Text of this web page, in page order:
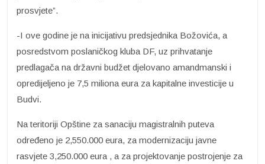
prosvjete”.
-I ove godine je na inicijativu predsjednika Božovića, a
posredstvom poslaničkog kluba DF, uz prihvatanje
predlagača na državni budžet djelovano amandmanski i
opredijeljeno je 7,5 miliona eura za kapitalne investicije u
Budvi.
Na teritoriji Opštine za sanaciju magistralnih puteva
određeno je 2,550.000 eura, za modernizaciju javne
rasvjete 3,250.000 eura , a za projektovanje postrojenje za